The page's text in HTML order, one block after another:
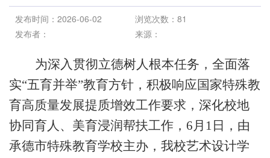
发布时间：2026-06-02 浏览次数： 81
发布者：
来源：
为深入贯彻立德树人根本任务，全面落
实“五育并举”教育方针，积极响应国家特殊教
育高质量发展提质增效工作要求，深化校地
协同育人、美育浸润帮扶工作 ， 6月1日，由
承德市特殊教育学校主办， 我校艺术设计学